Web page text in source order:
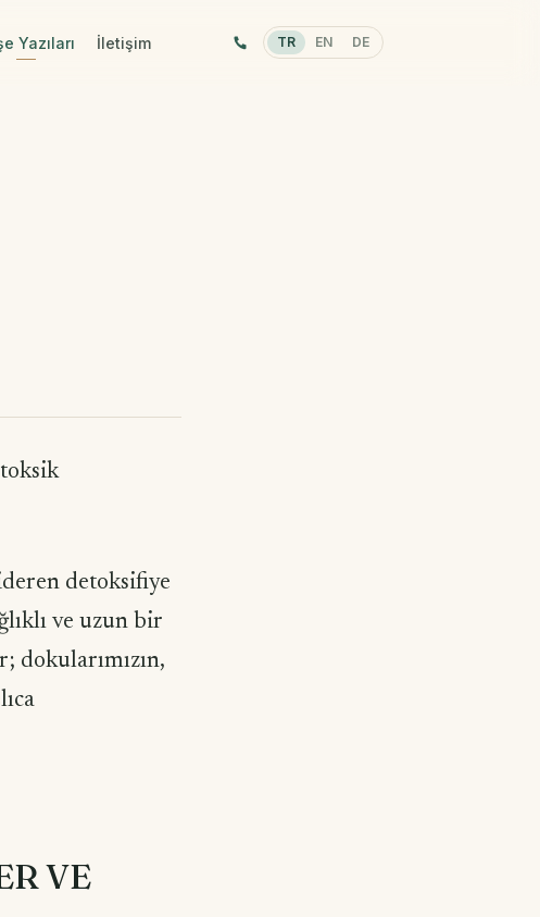
Yazıları İletişim TR EN DE
detoksifiye
ve uzun bir
dokularımızın,
VE